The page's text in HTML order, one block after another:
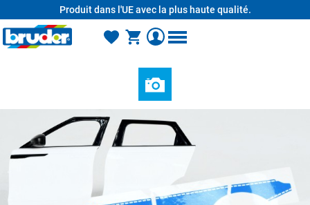
Produit dans l'UE avec la plus haute qualité.